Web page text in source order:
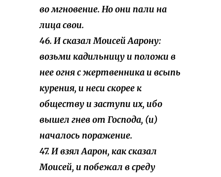
во мгновение. Но они пали на
лица свои.
46. И сказал Моисей Аарону:
возьми кадильницу и положи в
нее огня с жертвенника и всыпь
курения, и неси скорее к
обществу и заступи их, ибо
вышел гнев от Господа, (и)
началось поражение.
47. И взял Аарон, как сказал
Моисей, и побежал в среду